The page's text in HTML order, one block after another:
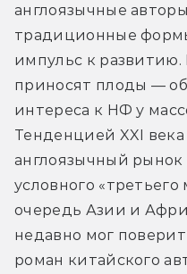
англоязычные
традиционные
импульс к развитию.
приносят плоды —
интереса к НФ у
Тенденцией XXI
англоязычный рынок
условного
очередь Азии и
недавно мог
роман китайского